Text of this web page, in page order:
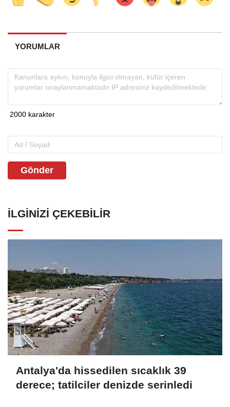
YORUMLAR
Gönder
İLGINIZI ÇEKEBILIR
Antalya'da hissedilen sıcaklık 39
derece; tatilciler denizde serinledi